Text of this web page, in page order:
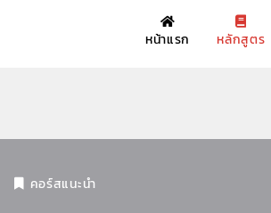
หน้าแรก หลักสูตร
คอร์สแนะนำ